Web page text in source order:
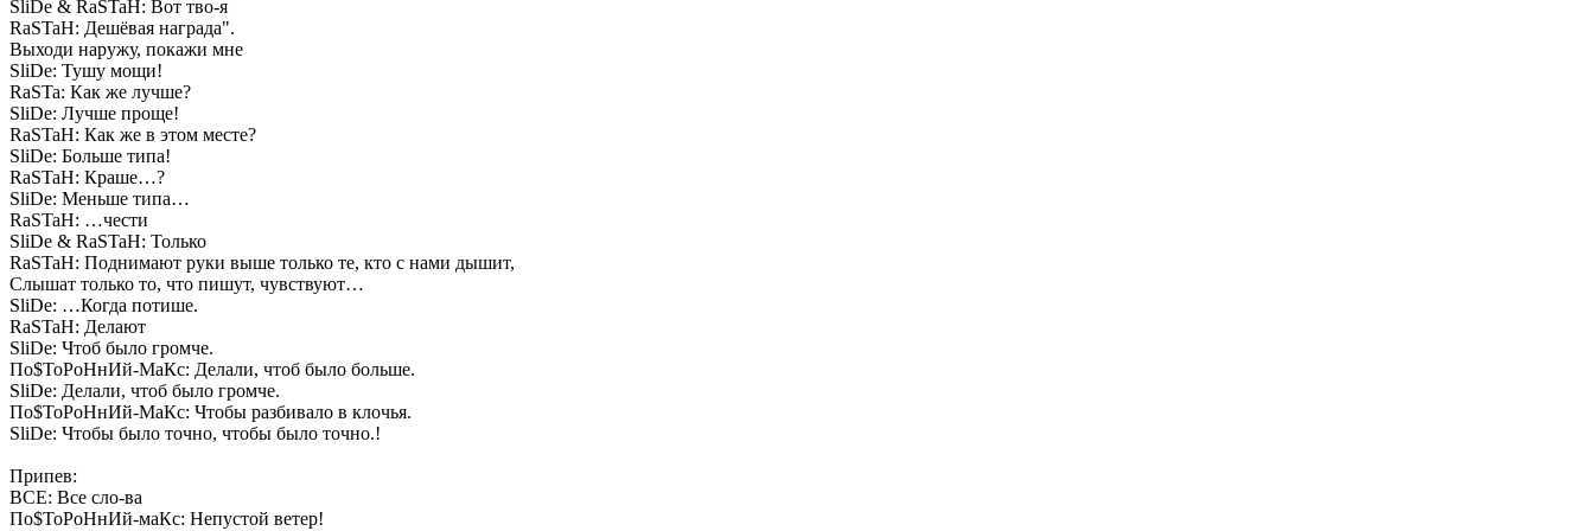
SliDe & RaSTaH: Вот тво-я
RaSTaH: Дешёвая награда".
Выходи наружу, покажи мне
SliDe: Тушу мощи!
RaSTa: Как же лучше?
SliDe: Лучше проще!
RaSTaH: Как же в этом месте?
SliDe: Больше типа!
RaSTaH: Краше…?
SliDe: Меньше типа…
RaSTaH: …чести
SliDe & RaSTaH: Только
RaSTaH: Поднимают руки выше только те, кто с нами дышит,
Слышат только то, что пишут, чувствуют…
SliDe: …Когда потише.
RaSTaH: Делают
SliDe: Чтоб было громче.
По$ТоРоНнИй-МаКс: Делали, чтоб было больше.
SliDe: Делали, чтоб было громче.
По$ТоРоНнИй-МаКс: Чтобы разбивало в клочья.
SliDe: Чтобы было точно, чтобы было точно.!
Припев:
ВСЕ: Все сло-ва
По$ТоРоНнИй-маКс: Непустой ветер!